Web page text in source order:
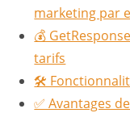
marketing par
💰
tarifs
🛠️
✅ Avantages